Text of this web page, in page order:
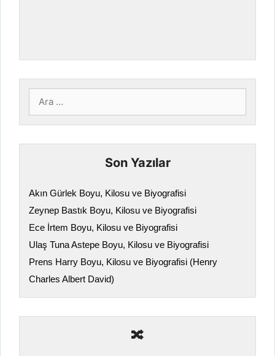
için
ara
Son Yazılar
Akın Gürlek Boyu, Kilosu ve Biyografisi
Zeynep Bastık Boyu, Kilosu ve Biyografisi
Ece İrtem Boyu, Kilosu ve Biyografisi
Ulaş Tuna Astepe Boyu, Kilosu ve Biyografisi
Prens Harry Boyu, Kilosu ve Biyografisi (Henry
Charles Albert David)
🔀